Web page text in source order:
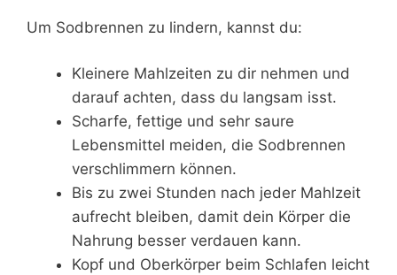
Um Sodbrennen zu lindern, kannst du:
Kleinere Mahlzeiten zu dir nehmen und
darauf achten, dass du langsam isst.
Scharfe, fettige und sehr saure
Lebensmittel meiden, die Sodbrennen
verschlimmern können.
Bis zu zwei Stunden nach jeder Mahlzeit
aufrecht bleiben, damit dein Körper die
Nahrung besser verdauen kann.
Kopf und Oberkörper beim Schlafen leicht